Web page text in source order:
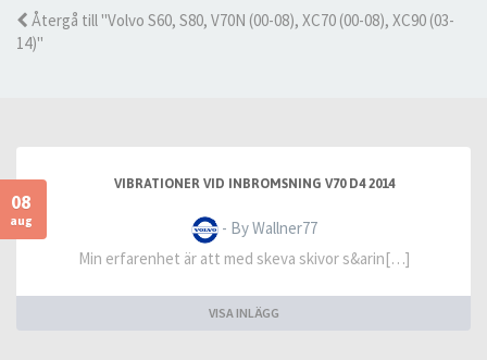
Återgå till "Volvo S60, S80, V70N (00-08), XC70 (00-08), XC90 (03-
14)"
08
aug
VIBRATIONER VID INBROMSNING V70 D4 2014
- By Wallner77
Min erfarenhet är att med skeva skivor s&arin[…]
VISA INLÄGG